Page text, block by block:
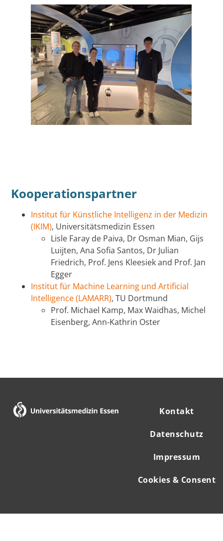
Kooperationspartner
Institut für Künstliche Intelligenz in der Medizin
(IKIM), Universitätsmedizin Essen
Lisle Faray de Paiva, Dr Osman Mian, Gijs
Luijten, Ana Sofia Santos, Dr Julian
Friedrich, Prof. Jens Kleesiek and Prof. Jan
Egger
Institut für Machine Learning und Artificial
Intelligence (LAMARR), TU Dortmund
Prof. Michael Kamp, Max Waidhas, Michel
Eisenberg, Ann-Kathrin Oster
Kontakt
Datenschutz
Impressum
Cookies & Consent